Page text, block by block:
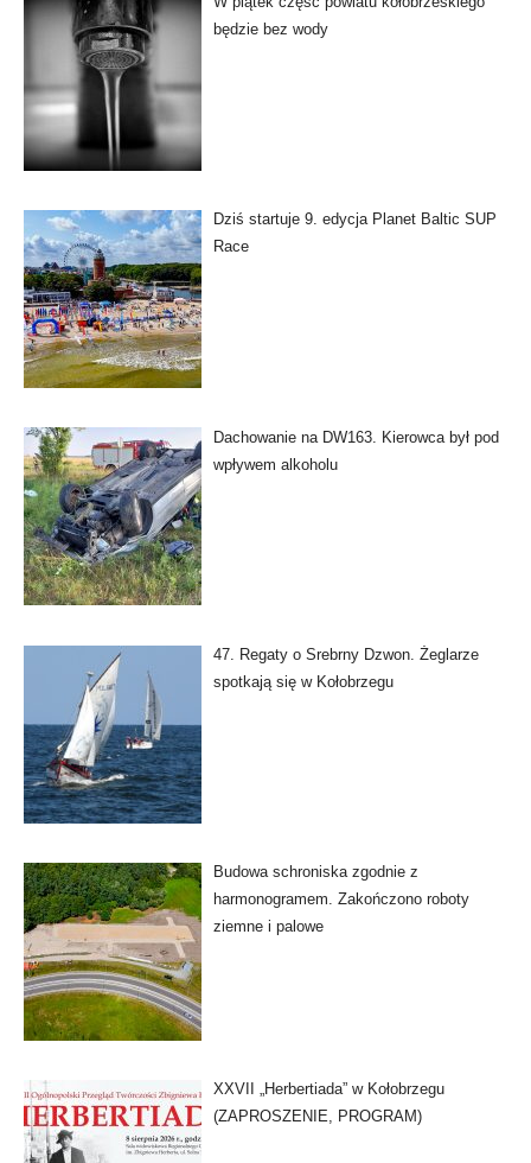
będzie bez wody
Dziś startuje 9. edycja Planet Baltic SUP
Race
Dachowanie na DW163. Kierowca był pod
wpływem alkoholu
47. Regaty o Srebrny Dzwon. Żeglarze
spotkają się w Kołobrzegu
Budowa schroniska zgodnie z
harmonogramem. Zakończono roboty
ziemne i palowe
XXVII „Herbertiada” w Kołobrzegu
(ZAPROSZENIE, PROGRAM)